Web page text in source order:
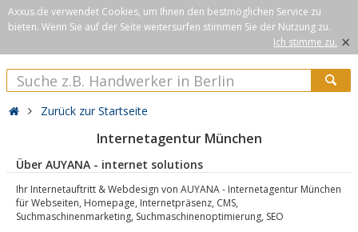
Axxus.de verwendet Cookies, um Ihnen den bestmöglichen Service zu
bieten. Wenn Sie auf der Seite weitersurfen stimmen Sie der Nutzung zu.
Ich stimme zu. ×
Zurück zur Startseite
Internetagentur München
Über AUYANA - internet solutions
Ihr Internetauftritt & Webdesign von AUYANA - Internetagentur München
für Webseiten, Homepage, Internetpräsenz, CMS,
Suchmaschinenmarketing, Suchmaschinenoptimierung, SEO